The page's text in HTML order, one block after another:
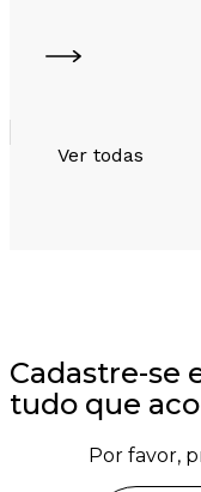
Ver todas
Cadastre-se
tudo que
Por favor,